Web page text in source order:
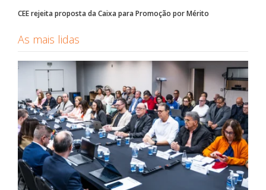
CEE rejeita proposta da Caixa para Promoção por Mérito
As mais lidas